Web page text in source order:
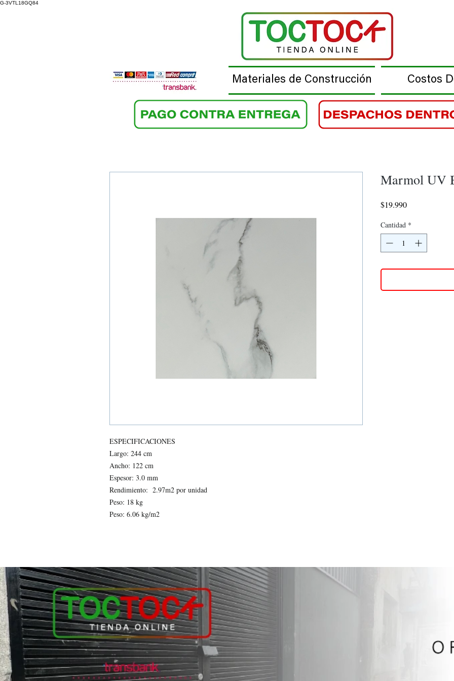
G-3VTL18GQ84
Materiales de Construcción Costos
ESPECIFICACIONES
Largo: 244 cm
Ancho: 122 cm
Espesor: 3.0 mm
Rendimiento: 2.97m2 por unidad
Peso: 18 kg
Peso: 6.06 kg/m2
Marmol UV
$19.990Precio
Cantidad *